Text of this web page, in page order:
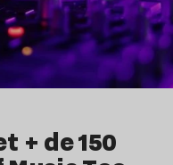
+ de 150